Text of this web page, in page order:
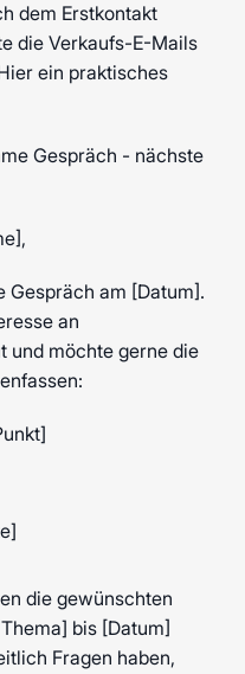
dem Erstkontakt
die Verkaufs-E-Mails
ein praktisches
Gespräch - nächste
Gespräch am [Datum].
an
und möchte gerne die
die gewünschten
bis [Datum]
Fragen haben,